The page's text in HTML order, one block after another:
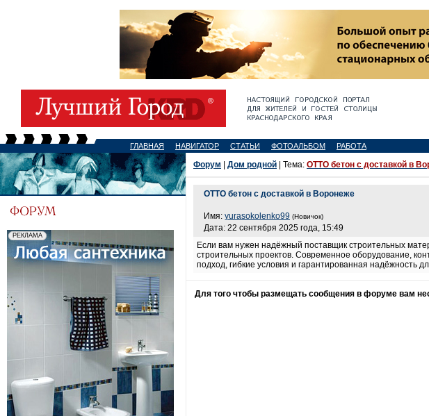
ГЛАВНАЯ НАВИГАТОР СТАТЬИ ФОТОАЛЬБОМ РАБОТА
Форум Дом родной | Тема: ОТТО бетон с доставкой в
ОТТО бетон с доставкой в Воронеже
Имя: yurasokolenko99 (Новичок)
Дата: 22 сентября 2025 года, 15:49
Если вам нужен надёжный поставщик строительных
строительных проектов. Современное оборудование,
подход, гибкие условия и гарантированная надёжность
Для того чтобы размещать сообщения в форуме вам